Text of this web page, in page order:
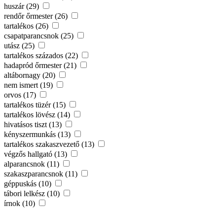
huszár (29)
rendőr őrmester (26)
tartalékos (26)
csapatparancsnok (25)
utász (25)
tartalékos százados (22)
hadapród őrmester (21)
altábornagy (20)
nem ismert (19)
orvos (17)
tartalékos tüzér (15)
tartalékos lövész (14)
hivatásos tiszt (13)
kényszermunkás (13)
tartalékos szakaszvezető (13)
végzős hallgató (13)
alparancsnok (11)
szakaszparancsnok (11)
géppuskás (10)
tábori lelkész (10)
írnok (10)